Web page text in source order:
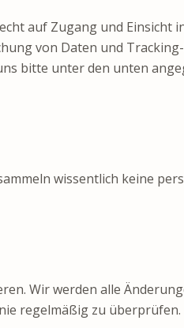
auf Zugang und Einsicht
von Daten und
bitte unter den unten
wissentlich keine
Wir werden alle
regelmäßig zu überprüfen.